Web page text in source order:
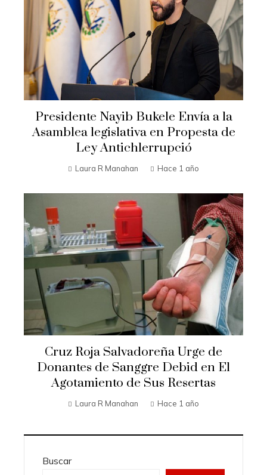
Presidente Nayib Bukele Envía a la
Asamblea legislativa en Propesta de
Ley Antichlerrupció
Laura R Manahan Hace 1 año
Cruz Roja Salvadoreña Urge de
Donantes de Sanggre Debid en El
Agotamiento de Sus Resertas
Laura R Manahan Hace 1 año
Buscar